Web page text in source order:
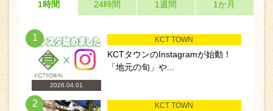
1時間 24時間 1週間 1か月
1
2026.04.01
KCT TOWN
KCTタウンのInstagramが始動！
「地元の旬」や...
2 KCT TOWN